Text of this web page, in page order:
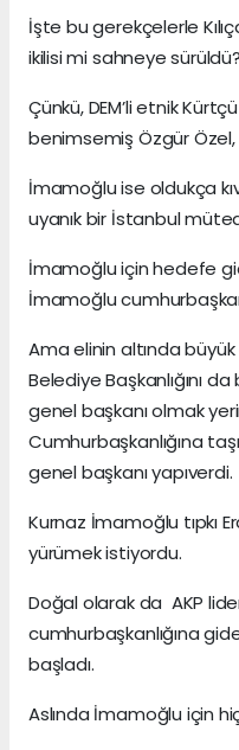
İşte bu gerekçelerle
ikilisi mi sahneye sürüldü?
Çünkü, DEM’li etnik
benimsemiş Özgür Özel,
İmamoğlu ise oldukça
uyanık bir İstanbul
İmamoğlu için hedefe
İmamoğlu
Ama elinin altında
Belediye Başkanlığını
genel başkanı olmak
Cumhurbaşkanlığına
genel başkanı yapıverdi.
Kurnaz İmamoğlu tıpkı
yürümek istiyordu.
Doğal olarak da AKP
cumhurbaşkanlığına
başladı.
Aslında İmamoğlu için